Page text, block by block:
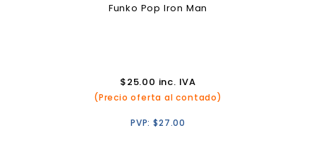
Funko Pop Iron Man
$25.00 inc. IVA
(Precio oferta al contado)
PVP:$27.00